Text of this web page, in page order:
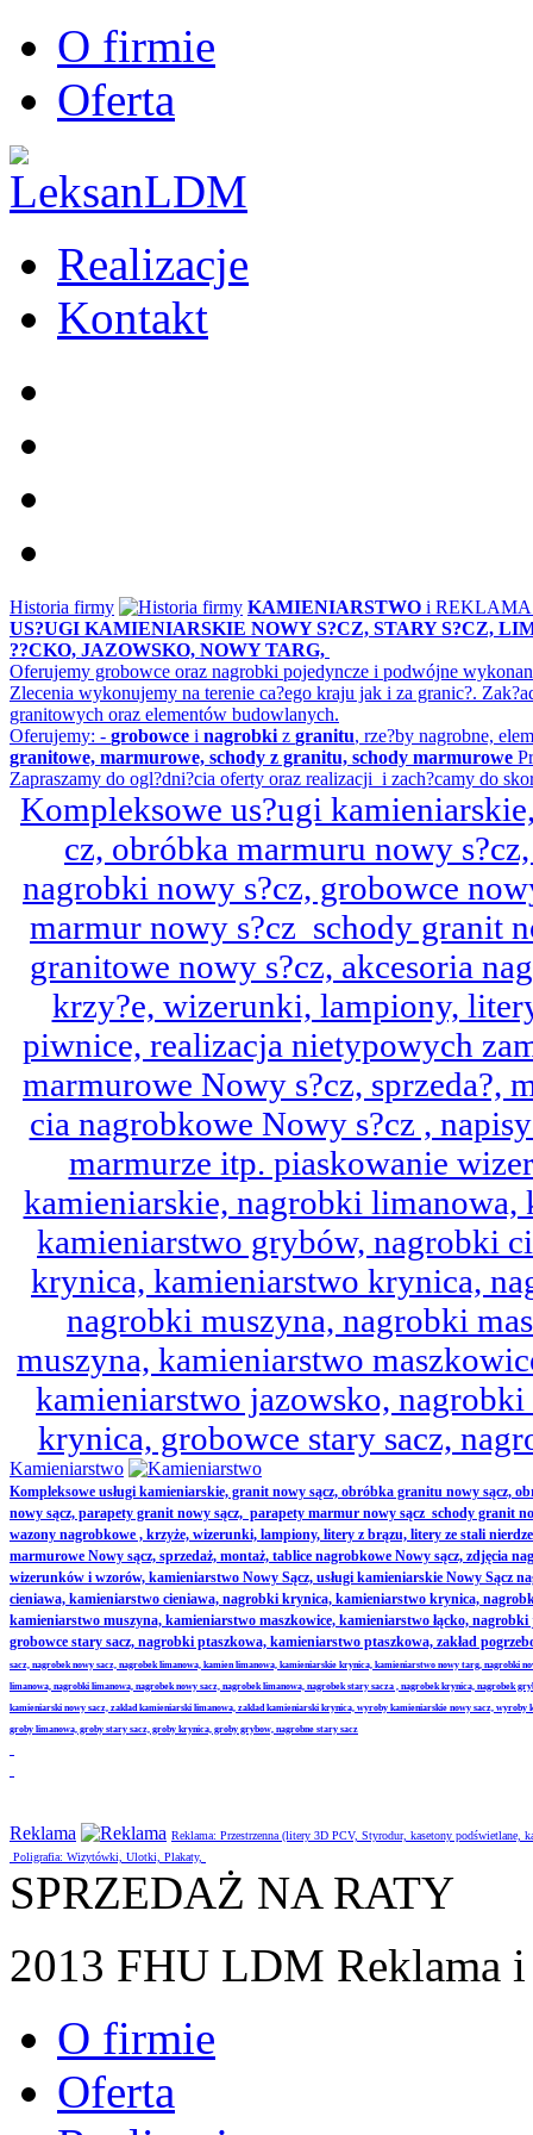
O firmie
Oferta
Realizacje
Kontakt
Historia firmy KAMIENIARSTWO i
US?UGI KAMIENIARSKIE NOWY S?CZ, STARY S?CZ,
??CKO, JAZOWSKO, NOWY TARG,
Oferujemy grobowce oraz nagrobki pojedyncze i podwójne
Zlecenia wykonujemy na terenie ca?ego kraju jak i za granic?.
granitowych oraz elementów budowlanych.
Oferujemy: - grobowce i nagrobki z granitu, rze?by nagrobne,
granitowe, marmurowe, schody z granitu, schody marmurowe
Zapraszamy do ogl?dni?cia oferty oraz realizacji i zach?camy do
Kompleksowe us?ugi
cz, obróbka marmuru nowy
nagrobki nowy s?cz, grobowce
marmur nowy s?cz schody granit
granitowe nowy s?cz, akcesoria
krzy?e, wizerunki, lampiony,
piwnice, realizacja nietypowych
marmurowe Nowy s?cz, sprzeda?,
cia nagrobkowe Nowy s?cz ,
marmurze itp. piaskowanie
kamieniarskie, nagrobki
kamieniarstwo grybów, nagrobki
krynica, kamieniarstwo krynica,
nagrobki muszyna, nagrobki
muszyna, kamieniarstwo
kamieniarstwo jazowsko,
krynica, grobowce stary sacz,
Kamieniarstwo
Kompleksowe usługi kamieniarskie, granit nowy sącz, obróbka granitu nowy sącz,
nowy sącz, parapety granit nowy sącz, parapety marmur nowy sącz schody granit
wazony nagrobkowe , krzyże, wizerunki, lampiony, litery z brązu, litery ze stali
marmurowe Nowy sącz, sprzedaż, montaż, tablice nagrobkowe Nowy sącz, zdjęcia
wizerunków i wzorów, kamieniarstwo Nowy Sącz, usługi kamieniarskie Nowy
cieniawa, kamieniarstwo cieniawa, nagrobki krynica, kamieniarstwo krynica,
kamieniarstwo muszyna, kamieniarstwo maszkowice, kamieniarstwo łącko,
grobowce stary sacz, nagrobki ptaszkowa, kamieniarstwo ptaszkowa, zakład
sacz, nagrobek nowy sacz, nagrobek limanowa, kamien limanowa, kamieniarskie krynica, kamieniarstwo nowy targ,
limanowa, nagrobki limanowa, nagrobek nowy sacz, nagrobek limanowa, nagrobek stary sacza , nagrobek krynica, nagrobek
kamieniarski nowy sacz, zaklad kamieniarski limanowa, zaklad kamieniarski krynica, wyroby kamieniarskie nowy sacz,
groby limanowa, groby stary sacz, groby krynica, groby grybow, nagrobne stary sacz
Reklama
Reklama: Przestrzenna (litery 3D PCV, Styrodur, kasetony
Poligrafia: Wizytówki, Ulotki, Plakaty,
SPRZEDAŻ NA RATY
2013 FHU LDM Reklama
O firmie
Oferta